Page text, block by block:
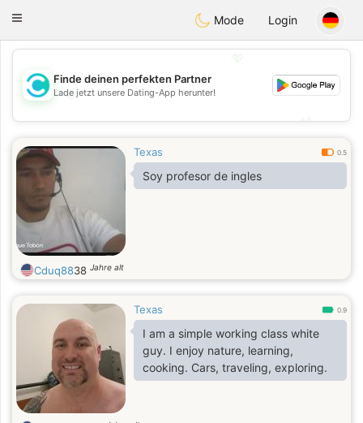
olombiaCitas
Toggle
Mode Login
💖
💕
Finde deinen perfekten Partner
Lade jetzt unsere Dating-App herunter!
Texas 0.5
Soy profesor de ingles
Cduq8838 Jahre alt
Texas 0.9
I am a simple working class white
guy. I enjoy nature, learning,
cooking. Cars, traveling, exploring.